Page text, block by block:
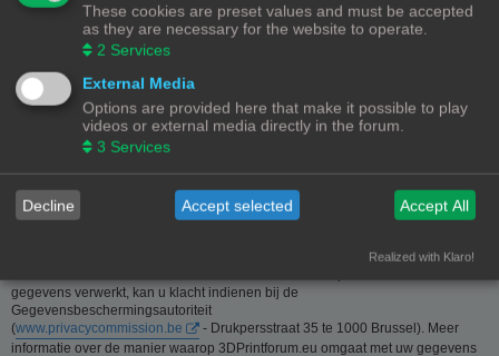
Contactgegevens:
Zie contact link
Inzamelen van informatie - Privacy en gegevensbescherming
De meeste informatie op deze website is beschikbaar zonder dat er
persoonsgegevens moeten worden verstrekt. Wanneer de gebruiker toch om
persoonlijke informatie gevraagd wordt, zal deze informatie enkel gebruikt
door 3Dprintforum.eu op basis van de contractuele relatie als gevolg van het
registreren van een account dan wel op basis van haar gerechtvaardigd
belang om diensten te verlenen en u hiervoor te contacteren. De informatie
verbeteren of wissen. Daartoe volstaat het ons contact op te nemen via de
gegevens verwerkt, kan u klacht indienen bij de
Gegevensbeschermingsautoriteit
(www.privacycommission.be
- Drukpersstraat 35 te 1000 Brussel). Meer
informatie over de manier waarop 3DPrintforum.eu omgaat met uw gegevens
These cookies are preset values and must be accepted
as they are necessary for the website to operate.
2 Services
External Media
Options are provided here that make it possible to play
videos or external media directly in the forum.
3 Services
Decline Accept selected Accept All
Realized with Klaro!